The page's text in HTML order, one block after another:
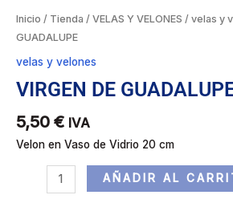
Inicio / Tienda / VELAS Y VELONES / velas y
GUADALUPE
velas y velones
VIRGEN DE
5,50 € IVA
Velon en Vaso de Vidrio 20 cm
AÑADIR AL